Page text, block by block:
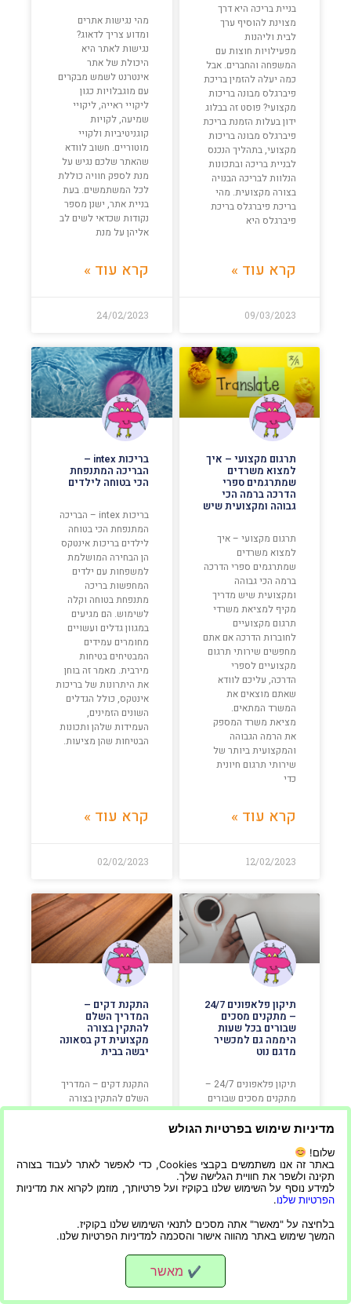
בניית בריכה היא דרך
מצוינת להוסיף ערך
לבית וליהנות
מפעילויות חוצות עם
המשפחה והחברים. אבל
כמה יעלה להזמין בריכת
פיברגלס מבונה בריכות
מקצועי? פוסט זה בבלוג
ידון בעלות הזמנת בריכת
פיברגלס מבונה בריכות
מקצועי, בתהליך הנכנס
לבניית בריכה ובתכונות
הנלוות לבריכה הבנויה
בצורה מקצועית. מהי
בריכת פיברגלס בריכת
פיברגלס היא
קרא עוד »
09/03/2023
מהי נגישות אתרים
ומדוע צריך לדאוג?
נגישות לאתר היא
היכולת של אתר
אינטרנט לשמש מבקרים
עם מוגבלויות כגון
ליקויי ראייה, ליקויי
שמיעה, לקויות
קוגניטיביות ולקויי
מוטוריים. חשוב לוודא
שהאתר שלכם נגיש על
מנת לספק חוויה כוללת
לכל המשתמשים. בעת
בניית אתר, ישנן מספר
נקודות שכדאי לשים לב
אליהן על מנת
קרא עוד »
24/02/2023
תרגום מקצועי – איך
למצוא משרדים
שמתרגמים ספרי
הדרכה ברמה הכי
גבוהה ומקצועית שיש
תרגום מקצועי – איך
למצוא משרדים
שמתרגמים ספרי הדרכה
ברמה הכי גבוהה
ומקצועית שיש מדריך
מקיף למציאת משרדי
תרגום מקצועיים
לחוברות הדרכה אם אתם
מחפשים שירותי תרגום
מקצועיים לספרי
הדרכה, עליכם לוודא
שאתם מוצאים את
המשרד המתאים.
מציאת משרד המספק
את הרמה הגבוהה
והמקצועית ביותר של
שירותי תרגום חיונית
כדי
קרא עוד »
12/02/2023
בריכות intex –
הבריכה המתנפחת
הכי בטוחה לילדים
בריכות intex – הבריכה
המתנפחת הכי בטוחה
לילדים בריכות אינטקס
הן הבחירה המושלמת
למשפחות עם ילדים
המחפשות בריכה
מתנפחת בטוחה וקלה
לשימוש. הם מגיעים
במגוון גדלים ועשויים
מחומרים עמידים
המבטיחים בטיחות
מירבית. מאמר זה בוחן
את היתרונות של בריכות
אינטקס, כולל הגדלים
השונים הזמינים,
העמידות שלהן ותכונות
הבטיחות שהן מציעות.
קרא עוד »
02/02/2023
תיקון פלאפונים 24/7
– מתקנים מסכים
שבורים בכל שעות
היממה גם למכשיר
מדגם נוט
תיקון פלאפונים 24/7 –
מתקנים מסכים שבורים
בכל שעות היממה גם
למכשיר מדגם נוט תיקון
המתמחה בתיקון מסכים
שבורים בכל סוגי
הטלפונים, מהאייפון
למכשיר הנוט הוותיק
ביותר. עם הטכנאים
לאבחן ולתקן במהירות
התקנת דקים –
המדריך השלם
להתקין בצורה
מקצועית דק בסאונה
יבשה בבית
התקנת דקים – המדריך
השלם להתקין בצורה
מקצועית דק בסאונה
פשוטה עבור אנשים
רבים. עם זאת, עם הכלים
והטכניקות הנכונות, ניתן
ובתוצאות מקצועיות.
מדריך זה יספק לכם את
כל המידע הדרוש לכם
מדיניות שימוש בפרטיות הגולש
שלום!
באתר זה אנו משתמשים בקבצי Cookies, כדי לאפשר לאתר לעבוד בצורה
תקינה ולשפר את חוויית הגלישה שלך.
למידע נוסף על השימוש שלנו בקוקיז ועל פרטיותך, מוזמן לקרוא את מדיניות
הפרטיות שלנו.
בלחיצה על "מאשר" אתה מסכים לתנאי השימוש שלנו בקוקיז.
המשך שימוש באתר מהווה אישור והסכמה למדיניות הפרטיות שלנו.
✔ מאשר